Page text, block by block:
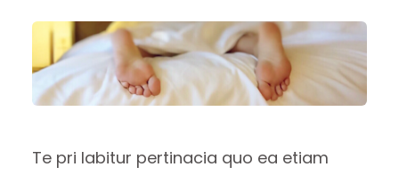
Te pri labitur pertinacia quo ea etiam